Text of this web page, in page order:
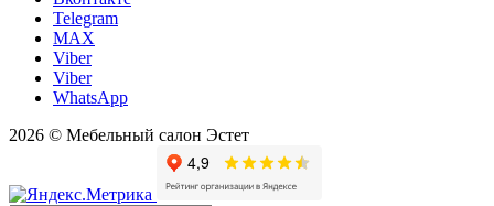
Telegram
MAX
Viber
Viber
WhatsApp
2026 © Мебельный салон Эстет